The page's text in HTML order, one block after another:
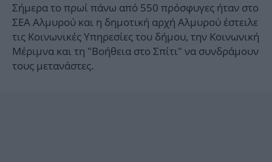
Σήμερα το πρωί πάνω από 550 πρόσφυγες ήταν στο
ΣΕΑ Αλμυρού και η δημοτική αρχή Αλμυρού έστειλε
τις Κοινωνικές Υπηρεσίες του δήμου, την Κοινωνική
Μέριμνα και τη "Βοήθεια στο Σπίτι" να συνδράμουν
τους μετανάστες.